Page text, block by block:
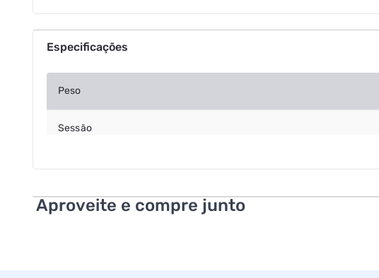
Especificações
Peso
Sessão
Aproveite e compre junto